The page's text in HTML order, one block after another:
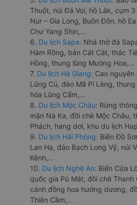
Thuột, núi Đá Voi, hồ Lắk, cụm
Nur – Gia Long, Buôn Đôn, hồ
Chư Yang Shin,...
6. Du lịch Sapa: Nhà thờ đá
Hàm Rồng, bản Cát Cát, thác
Hồng, thung lũng Mường Hoa,...
7. Du lịch Hà Giang: Cao
Lũng Cú, đèo Mã Pí Lèng,
hóa Lũng Cẩm,...
8. Du lịch Mộc Châu: Rừng
mận Nà Ka, đồi chè Mộc Châu,
Phách, hang dơi, khu du lịch
9. Du lịch Hải Phòng: Biển Đồ
Lan Hạ, đảo Bạch Long Vỹ, núi
Kênh,...
10. Du lịch Nghệ An: Biển Cửa
quốc gia Pù Mát, đồi chè
cánh đồng hoa hướng dương,
Thiên Cầm,...